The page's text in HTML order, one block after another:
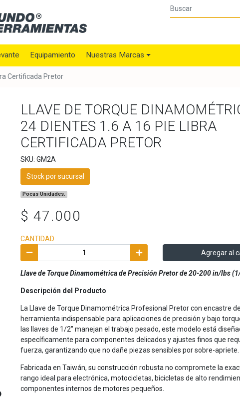
Equipamiento Nuestras Marcas
Certificada Pretor
LLAVE DE TORQUE
24 DIENTES 1.6 A 16 PIE LIBRA
CERTIFICADA PRETOR
SKU: GM2A
Stock por sucursal
Pocas Unidades.
$ 47.000
CANTIDAD
Agregar al
Llave de Torque Dinamométrica de Precisión Pretor de 20-200 in/lbs
Descripción del Producto
La Llave de Torque Dinamométrica Profesional Pretor con encastre
herramienta indispensable para aplicaciones de precisión y bajo
las llaves de 1/2" manejan el trabajo pesado, este modelo está
específicamente para componentes delicados y ajustes finos que
fuerza, garantizando que no dañe piezas sensibles por sobre-apriete.
Fabricada en Taiwán, su construcción robusta no compromete la
rango ideal para electrónica, motocicletas, bicicletas de alto
componentes internos de motores pequeños.